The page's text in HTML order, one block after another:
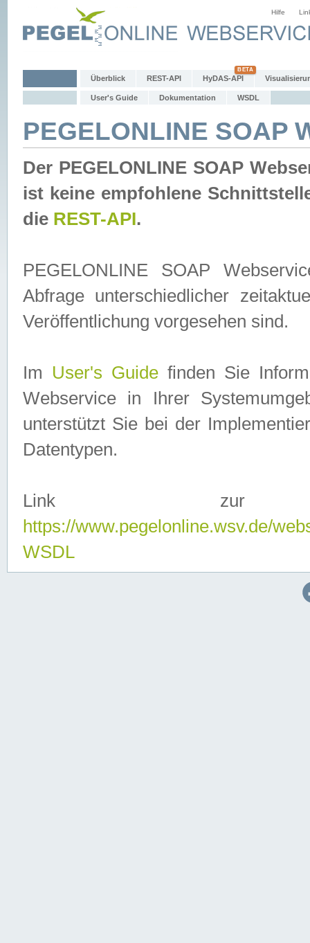
Hilfe
Überblick REST-API HyDAS-API
User's Guide Dokumentation WSDL
PEGELONLINE SOAP
Der PEGELONLINE SOAP
ist keine empfohlene
die REST-API.
PEGELONLINE SOAP
Abfrage unterschiedlicher
Veröffentlichung vorgesehen sind.
Im User's Guidefinden Sie
Webservice in Ihrer
unterstützt Sie bei der
Datentypen.
Link zur
https://www.pegelonline.wsv.de/
WSDL